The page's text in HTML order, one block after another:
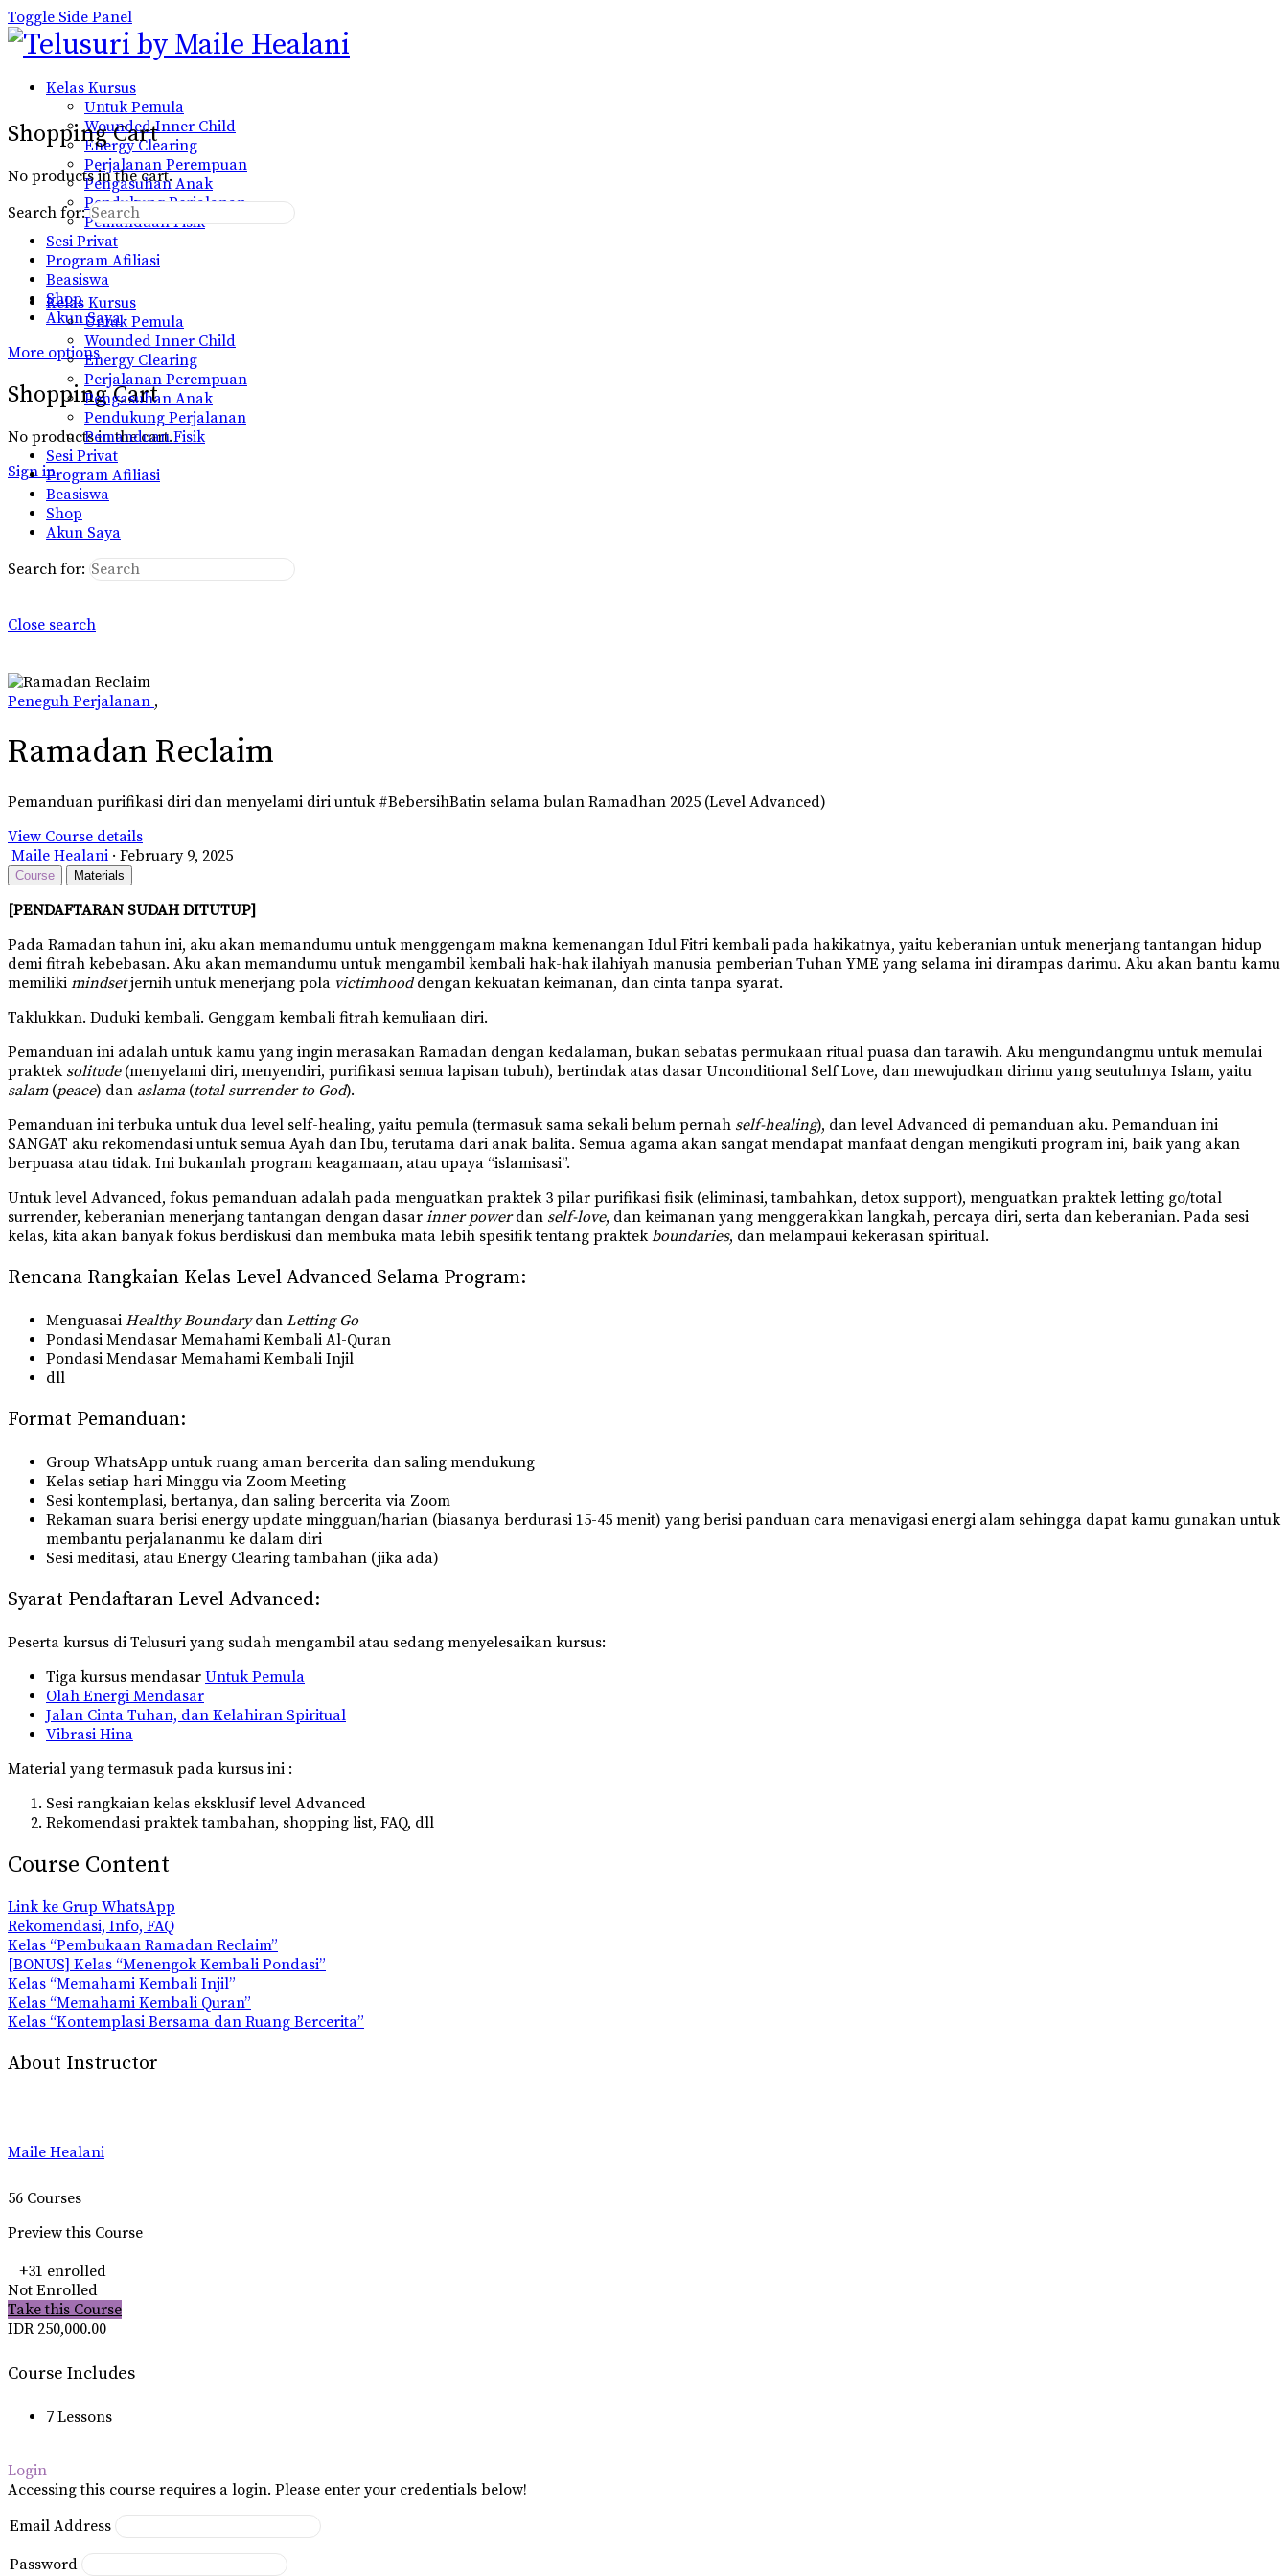
Toggle Side Panel
Kelas Kursus
Untuk Pemula
Wounded Inner Child
Energy Clearing
Perjalanan Perempuan
Pengasuhan Anak
Pendukung Perjalanan
Pemanduan Fisik
Sesi Privat
Program Afiliasi
Beasiswa
Shop
Akun Saya
More options
Shopping Cart
No products in the cart.
Sign in
Shopping Cart
No products in the cart.
Search for:
Kelas Kursus
Untuk Pemula
Wounded Inner Child
Energy Clearing
Perjalanan Perempuan
Pengasuhan Anak
Pendukung Perjalanan
Pemanduan Fisik
Sesi Privat
Program Afiliasi
Beasiswa
Shop
Akun Saya
Search for:
Close search
Peneguh Perjalanan ,
Ramadan Reclaim
Pemanduan purifikasi diri dan menyelami diri untuk #BebersihBatin selama bulan Ramadhan 2025 (Level Advanced)
View Course details
Maile Healani · February 9, 2025
Course Materials
[PENDAFTARAN SUDAH DITUTUP]
Pada Ramadan tahun ini, aku akan memandumu untuk menggengam makna kemenangan Idul Fitri kembali pada hakikatnya, yaitu keberanian untuk menerjang tantangan hidup
demi fitrah kebebasan. Aku akan memandumu untuk mengambil kembali hak-hak ilahiyah manusia pemberian Tuhan YME yang selama ini dirampas darimu. Aku akan bantu kamu
memiliki mindsetjernih untuk menerjang pola victimhooddengan kekuatan keimanan, dan cinta tanpa syarat.
Taklukkan. Duduki kembali. Genggam kembali fitrah kemuliaan diri.
Pemanduan ini adalah untuk kamu yang ingin merasakan Ramadan dengan kedalaman, bukan sebatas permukaan ritual puasa dan tarawih. Aku mengundangmu untuk memulai
praktek solitude (menyelami diri, menyendiri, purifikasi semua lapisan tubuh), bertindak atas dasar Unconditional Self Love, dan mewujudkan dirimu yang seutuhnya Islam, yaitu
salam (peace) dan aslama (total surrender to God).
Pemanduan ini terbuka untuk dua level self-healing, yaitu pemula (termasuk sama sekali belum pernah self-healing), dan level Advanced di pemanduan aku. Pemanduan ini
SANGAT aku rekomendasi untuk semua Ayah dan Ibu, terutama dari anak balita. Semua agama akan sangat mendapat manfaat dengan mengikuti program ini, baik yang akan
berpuasa atau tidak. Ini bukanlah program keagamaan, atau upaya “islamisasi”.
Untuk level Advanced, fokus pemanduan adalah pada menguatkan praktek 3 pilar purifikasi fisik (eliminasi, tambahkan, detox support), menguatkan praktek letting go/total
surrender, keberanian menerjang tantangan dengan dasar inner powerdan self-love, dan keimanan yang menggerakkan langkah, percaya diri, serta dan keberanian. Pada sesi
kelas, kita akan banyak fokus berdiskusi dan membuka mata lebih spesifik tentang praktekboundaries, dan melampaui kekerasan spiritual.
Rencana Rangkaian Kelas Level Advanced Selama Program:
Menguasai Healthy Boundarydan Letting Go
Pondasi Mendasar Memahami Kembali Al-Quran
Pondasi Mendasar Memahami Kembali Injil
dll
Format Pemanduan:
Group WhatsApp untuk ruang aman bercerita dan saling mendukung
Kelas setiap hari Minggu via Zoom Meeting
Sesi kontemplasi, bertanya, dan saling bercerita via Zoom
Rekaman suara berisi energy update mingguan/harian (biasanya berdurasi 15-45 menit) yang berisi panduan cara menavigasi energi alam sehingga dapat kamu gunakan untuk
membantu perjalananmu ke dalam diri
Sesi meditasi, atau Energy Clearing tambahan (jika ada)
Syarat Pendaftaran Level Advanced:
Peserta kursus di Telusuri yang sudah mengambil atau sedang menyelesaikan kursus:
Tiga kursus mendasar Untuk Pemula
Olah Energi Mendasar
Jalan Cinta Tuhan, dan Kelahiran Spiritual
Vibrasi Hina
Material yang termasuk pada kursus ini :
Sesi rangkaian kelas eksklusif level Advanced
Rekomendasi praktek tambahan, shopping list, FAQ, dll
Course Content
Link ke Grup WhatsApp
Rekomendasi, Info, FAQ
Kelas “Pembukaan Ramadan Reclaim”
[BONUS] Kelas “Menengok Kembali Pondasi”
Kelas “Memahami Kembali Injil”
Kelas “Memahami Kembali Quran”
Kelas “Kontemplasi Bersama dan Ruang Bercerita”
About Instructor
Maile Healani
56 Courses
Preview this Course
+31 enrolled
Not Enrolled
Take this Course
IDR 250,000.00
Course Includes
7 Lessons
Login
Accessing this course requires a login. Please enter your credentials below!
Email Address
Password